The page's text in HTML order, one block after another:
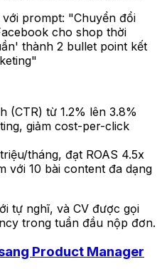
với prompt: "Chuyển đổi
cho shop thời
thành 2 bullet point kết
(CTR) từ 1.2% lên 3.8%
giảm cost-per-click
tháng, đạt ROAS 4.5x
với 10 bài content đa dạng
tự nghĩ, và CV được gọi
trong tuần đầu nộp đơn.
Product Manager